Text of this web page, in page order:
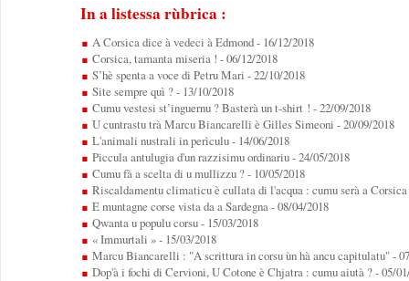
In a listessa rùbrica :
A Corsica dice à vedeci à Edmond- 16/12/2018
Corsica, tamanta miseria ! - 06/12/2018
S’hè spenta a voce di Petru Mari - 22/10/2018
Site sempre quì ?- 13/10/2018
Cumu vestesi st’inguernu ? Basterà un t-shirt ! - 22/09/2018
U cuntrastu trà Marcu Biancarelli è Gilles Simeoni - 20/09/2018
L'animali nustrali in perìculu- 14/06/2018
Piccula antulugia d'un razzisimu ordinariu- 24/05/2018
Cumu fà a scelta di u mullizzu ?- 10/05/2018
Riscaldamentu climaticu è cullata di l'acqua : cumu serà a Corsica
E muntagne corse vista da a Sardegna- 08/04/2018
Qwanta u populu corsu- 15/03/2018
« Immurtali »- 15/03/2018
Marcu Biancarelli : "A scrittura in corsu ùn hà ancu capitulatu"-
Dop'à i fochi di Cervioni, U Cotone è Chjatra : cumu aiutà ?- 05/